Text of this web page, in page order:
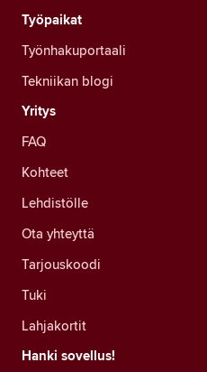
Työpaikat
Työnhakuportaali
Tekniikan blogi
Yritys
FAQ
Kohteet
Lehdistölle
Ota yhteyttä
Tarjouskoodi
Tuki
Lahjakortit
Hanki sovellus!